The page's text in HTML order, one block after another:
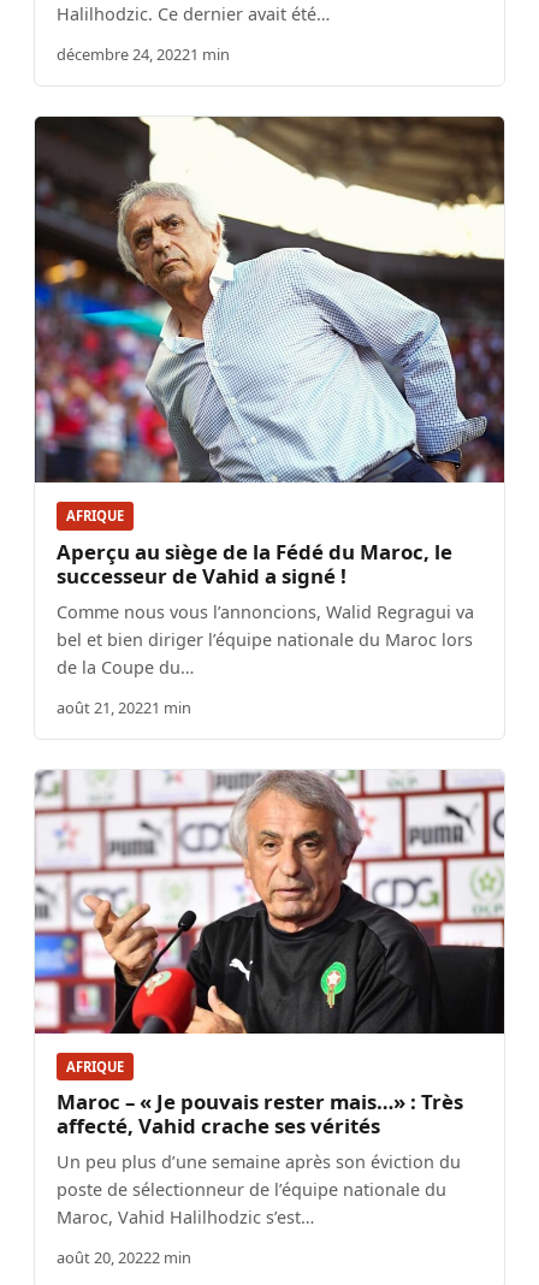
Halilhodzic. Ce dernier avait été…
décembre 24, 20221 min
AFRIQUE
Aperçu au siège de la Fédé du Maroc, le
successeur de Vahid a signé !
Comme nous vous l’annoncions, Walid Regragui va
bel et bien diriger l’équipe nationale du Maroc lors
de la Coupe du…
août 21, 20221 min
AFRIQUE
Maroc – « Je pouvais rester mais…» : Très
affecté, Vahid crache ses vérités
Un peu plus d’une semaine après son éviction du
poste de sélectionneur de l’équipe nationale du
Maroc, Vahid Halilhodzic s’est…
août 20, 20222 min